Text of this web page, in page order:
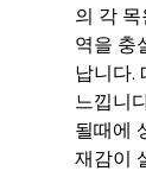
의 각
역을 충
납니다.
느낍니
될때에
재감이